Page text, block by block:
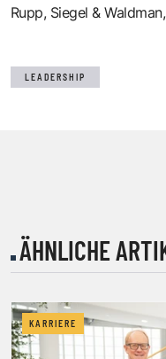
Rupp, Siegel &
LEADERSHIP
ÄHNLICHE
KARRIERE